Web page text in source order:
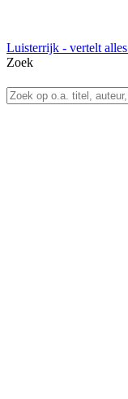
Luisterrijk - vertelt alles
Zoek